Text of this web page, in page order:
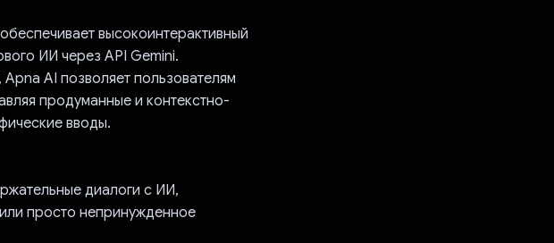
высокоинтерактивный
ИИ через API Gemini.
AI позволяет пользователям
продуманные и контекстно-
вводы.
диалоги с ИИ,
просто непринужденное